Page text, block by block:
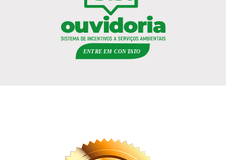
ENTRE EM CONTATO